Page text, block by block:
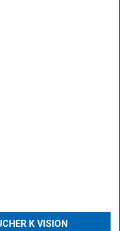
K VISION